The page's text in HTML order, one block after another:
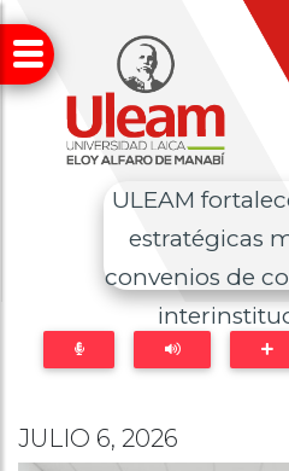
ULEAM
estratégicas
convenios de
JULIO 6, 2026